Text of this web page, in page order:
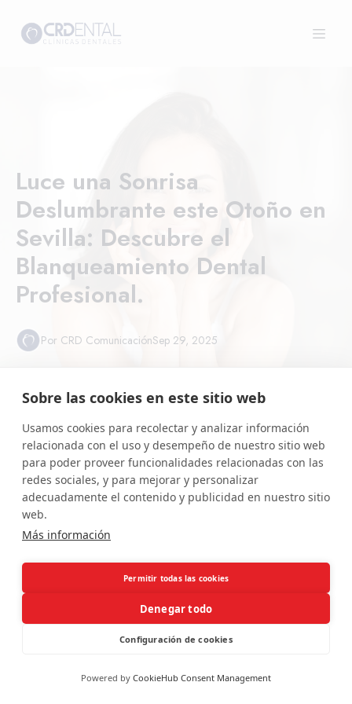
Luce una Sonrisa
Deslumbrante este Otoño en
Sevilla: Descubre el
Blanqueamiento Dental
Profesional.
Sep 29, 2025
Por CRD Comunicación
El verano se fue, pero tu sonrisa puede seguir brillando con
más fuerza que nunca. En Sevilla, la vuelta a la rutina es la
excusa perfecta para invertir en ti y recuperar la
luminosidad de tus dientes. Si buscas un tratamiento de
blanqueamiento dentalseguro, eficaz y con resultados
visibles,
profesional que necesitas con una
Sobre las cookies en este sitio web
Usamos cookies para recolectar y analizar información
relacionada con el uso y desempeño de nuestro sitio web
para poder proveer funcionalidades relacionadas con las
redes sociales, y para mejorar y personalizar
adecuadamente el contenido y publicidad en nuestro sitio
web.
Más información
Permitir todas las cookies
Denegar todo
Configuración de cookies
Powered by CookieHub Consent Management